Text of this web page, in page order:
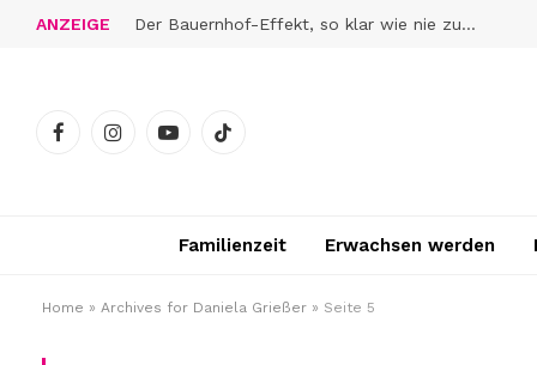
ANZEIGE Der Bauernhof-Effekt, so klar wie nie zuvor
FacebookInstagramYouTubeTikTok
Familienzeit Erwachsen werden
Home » Archives for Daniela Grießer » Seite 5